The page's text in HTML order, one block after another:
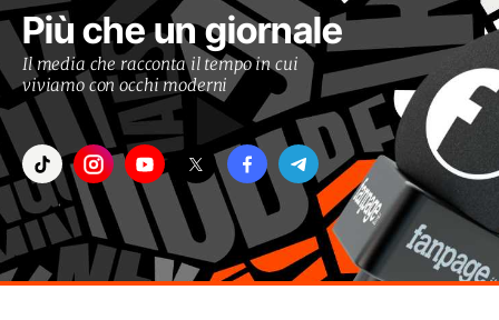
Più che un giornale
Il media che racconta il tempo in cui
viviamo con occhi moderni